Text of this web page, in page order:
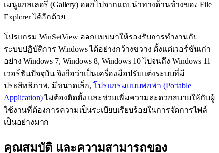
เมนูแกลเลอรี (Gallery) ออกไปจากแถบนำทางด้านข้างของ File
Explorer ได้อีกด้วย
โปรแกรม WinSetView ออกแบบมาให้รองรับการทำงานกับ
ระบบปฏิบัติการ Windows ได้อย่างกว้างขวาง ตั้งแต่เวอร์ชันเก่า
อย่าง Windows 7, Windows 8, Windows 10 ไปจนถึง Windows 11
เวอร์ชันปัจจุบัน จึงถือว่าเป็นเครื่องมือปรับแต่งระบบที่มี
ประสิทธิภาพ, มีขนาดเล็ก, โปรแกรมแบบพกพา (Portable
Application)ไม่ต้องติดตั้ง และช่วยเพิ่มความสะดวกสบายให้กับผู้
ใช้งานที่ต้องการความเป็นระเบียบเรียบร้อยในการจัดการไฟล์
เป็นอย่างมาก
คุณสมบัติ และความสามารถของ